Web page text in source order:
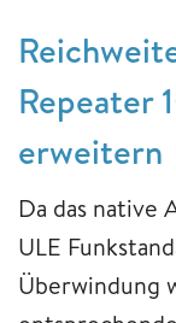
Repeater
erweitern
Da das native
ULE
Überwindung